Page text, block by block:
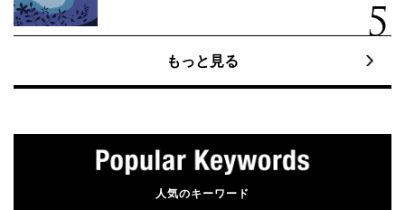
もっと見る
人気のキーワード